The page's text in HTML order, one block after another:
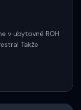
v ubytovně ROH
Takže